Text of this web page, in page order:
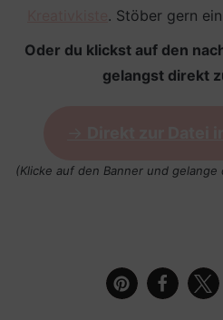
. Stöber gern
Oder du klickst auf den
gelangst direkt
(Klicke auf den Banner und